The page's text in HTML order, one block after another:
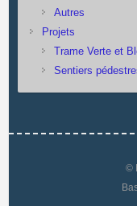
Autres
Projets
Trame Verte et
Sentiers
©